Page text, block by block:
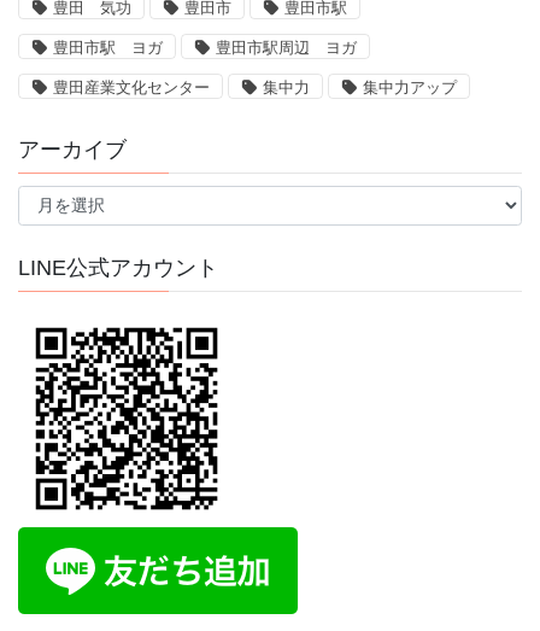
豊田 気功 豊田市 豊田市駅
豊田市駅 ヨガ 豊田市駅周辺 ヨガ
豊田産業文化センター 集中力 集中力アップ
アーカイブ
ア
イ
LINE公式アカウント